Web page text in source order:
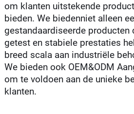
om klanten uitstekende
bieden. We biedenniet alleen
gestandaardiseerde producten
getest en stabiele prestaties
breed scala aan industriële
We bieden ook OEM&ODM
om te voldoen aan de unieke
klanten.